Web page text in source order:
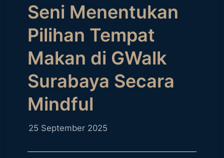
Seni Menentukan
Pilihan Tempat
Makan di GWalk
Surabaya Secara
Mindful
25 September 2025